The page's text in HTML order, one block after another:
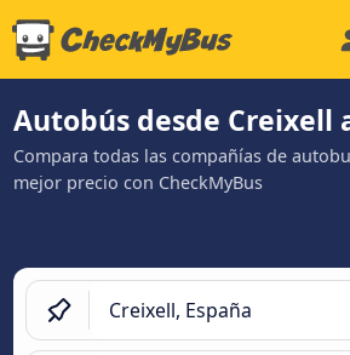
Autobús desde Creixell
Compara todas las compañías de
mejor precio con CheckMyBus